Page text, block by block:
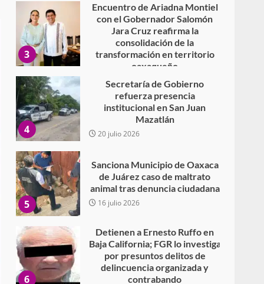
3
Encuentro de Ariadna Montiel
con el Gobernador Salomón
Jara Cruz reafirma la
consolidación de la
transformación en territorio
oaxaqueño
30 julio 2026
4
Secretaría de Gobierno
refuerza presencia
institucional en San Juan
Mazatlán
20 julio 2026
5
Sanciona Municipio de Oaxaca
de Juárez caso de maltrato
animal tras denuncia ciudadana
16 julio 2026
6
Detienen a Ernesto Ruffo en
Baja California; FGR lo investiga
por presuntos delitos de
delincuencia organizada y
contrabando